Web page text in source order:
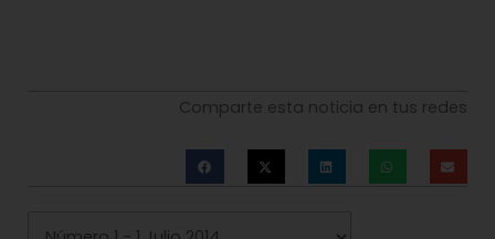
Comparte esta noticia en tus redes